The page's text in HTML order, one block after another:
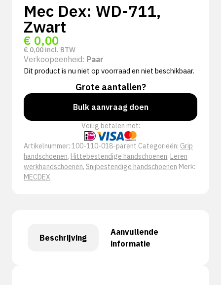
Mec Dex: WD-711,
Zwart
€ 0,00
€ 0,00 incl. BTW
Verkoopeenheid: Paar
Dit product is nu niet op voorraad en niet beschikbaar.
Grote aantallen?
Bulk aanvraag doen
Veilig betalen met:
Artikelnummer: 100-110-018-parent Categorieën: Grip
handschoenen, Hittebestendige handschoenen, Leren
werkhandschoenen, Snijbestendige handschoenen Merk:
MECDEX
Beschrijving
Aanvullende
informatie